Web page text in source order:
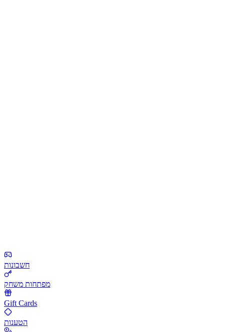
חשבונות
מפתחות משחק
Gift Cards
הטענות